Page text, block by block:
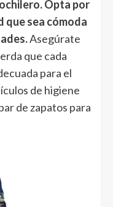
Opta por
que sea cómoda
Asegúrate
que cada
para el
de higiene
de zapatos para